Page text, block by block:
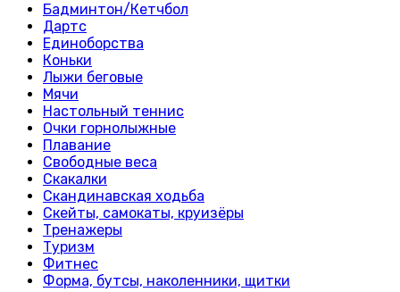
Бадминтон/Кетчбол
Дартс
Единоборства
Коньки
Лыжи беговые
Мячи
Настольный теннис
Очки горнолыжные
Плавание
Свободные веса
Скакалки
Скандинавская ходьба
Скейты, самокаты, круизёры
Тренажеры
Туризм
Фитнес
Форма, бутсы, наколенники, щитки